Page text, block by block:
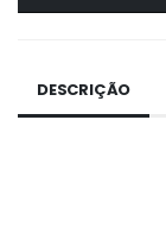
DESCRIÇÃO